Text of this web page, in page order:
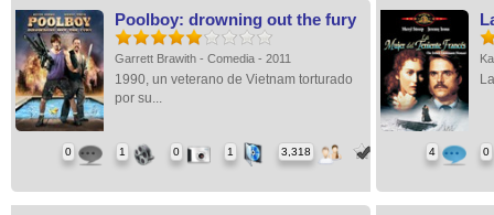
Poolboy: drowning out the fury
Garrett Brawith - Comedia - 2011
1990, un veterano de Vietnam torturado
por su...
0 1 0 1 3,318 4 0